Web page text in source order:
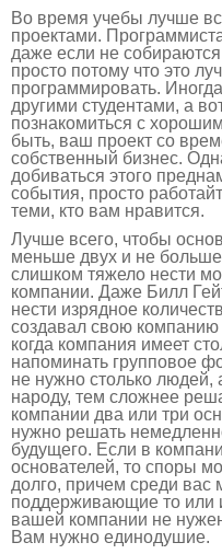
Во время учебы лучше
проектами.
даже если не
просто потому что это
программировать.
другими студентами, а
познакомиться с
быть, ваш проект со
собственный бизнес.
добиваться этого
события, просто
теми, кто вам нравится.
Лучше всего, чтобы
меньше двух и не
слишком тяжело нести
компании. Даже Билл
нести изрядное
создавал свою
когда компания имеет
напоминать групповое
не нужно столько
народу, тем сложнее
компании два или три
нужно решать
будущего. Если в
основателей, то споры
долго, причем среди вас
поддерживающие то
вашей компании не
Вам нужно единодушие.